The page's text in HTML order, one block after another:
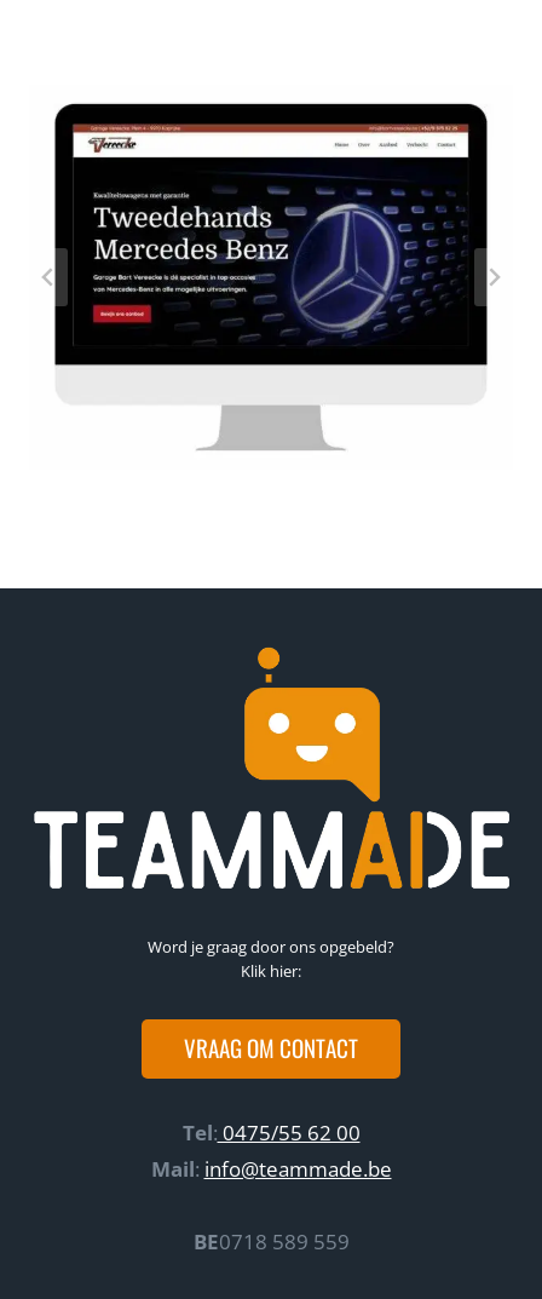
Word je graag door ons opgebeld?
Klik hier:
VRAAG OM CONTACT
Tel: 0475/55 62 00
Mail: info@teammade.be
BE0718 589 559